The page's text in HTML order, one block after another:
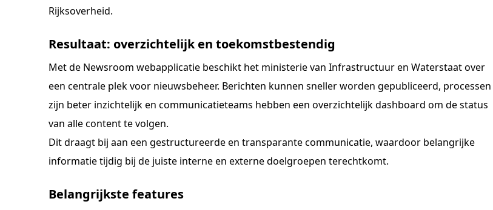
Rijksoverheid.
Resultaat: overzichtelijk en toekomstbestendig
Met de Newsroom webapplicatie beschikt het ministerie van Infrastructuur en Waterstaat over
een centrale plek voor nieuwsbeheer. Berichten kunnen sneller worden gepubliceerd, processen
zijn beter inzichtelijk en communicatieteams hebben een overzichtelijk dashboard om de status
van alle content te volgen.
Dit draagt bij aan een gestructureerde en transparante communicatie, waardoor belangrijke
informatie tijdig bij de juiste interne en externe doelgroepen terechtkomt.
Belangrijkste features